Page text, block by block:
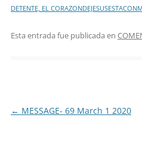
DETENTE, EL
Esta entrada fue publicada en
Navegación
← MESSAGE- 69 March 1 2020